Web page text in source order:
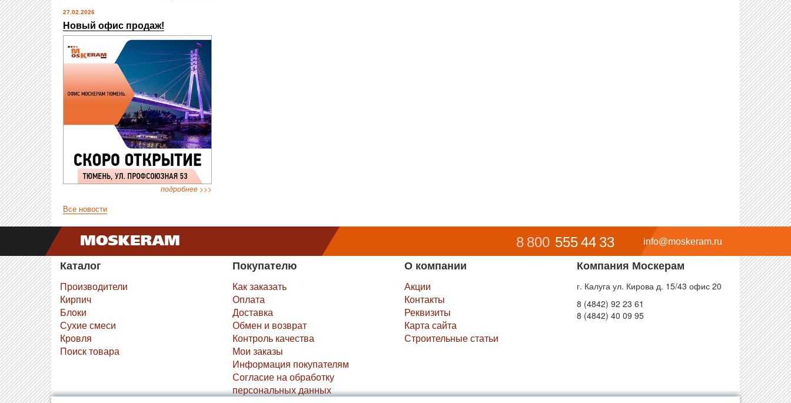
27.02.2026
Новый офис продаж!
подробнее >>>
Все новости
info@moskeram.ru
8 800 555 44 33
Каталог
Производители
Кирпич
Блоки
Сухие смеси
Кровля
Поиск товара
Покупателю
Как заказать
Оплата
Доставка
Обмен и возврат
Контроль качества
Мои заказы
Информация покупателям
Согласие на обработку
персональных данных
О компании
Акции
Контакты
Реквизиты
Карта сайта
Строительные статьи
Компания Москерам
г. Калуга ул. Кирова д. 15/43 офис 20
8 (4842) 92 23 61
8 (4842) 40 09 95